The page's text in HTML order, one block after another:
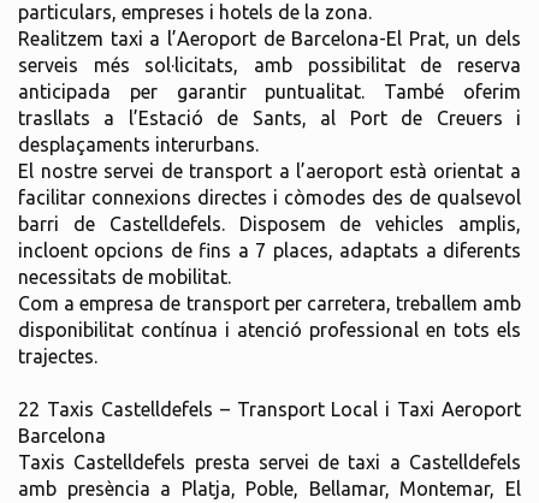
particulars, empreses i hotels de la zona.
Realitzem taxi a l’Aeroport de Barcelona-El Prat, un dels
serveis més sol·licitats, amb possibilitat de reserva
anticipada per garantir puntualitat. També oferim
trasllats a l’Estació de Sants, al Port de Creuers i
desplaçaments interurbans.
El nostre servei de transport a l’aeroport està orientat a
facilitar connexions directes i còmodes des de qualsevol
barri de Castelldefels. Disposem de vehicles amplis,
incloent opcions de fins a 7 places, adaptats a diferents
necessitats de mobilitat.
Com a empresa de transport per carretera, treballem amb
disponibilitat contínua i atenció professional en tots els
trajectes.
22 Taxis Castelldefels – Transport Local i Taxi Aeroport
Barcelona
Taxis Castelldefels presta servei de taxi a Castelldefels
amb presència a Platja, Poble, Bellamar, Montemar, El